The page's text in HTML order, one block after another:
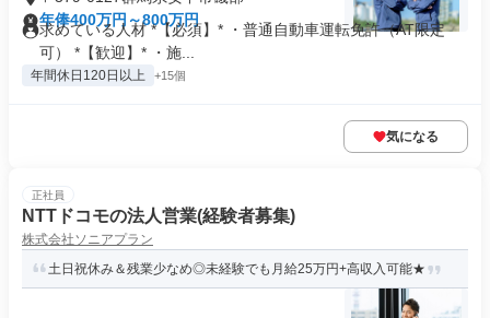
年俸400万円～800万円
求めている人材 *【必須】* ・普通自動車運転免許（AT限定
可） *【歓迎】* ・施...
年間休日120日以上 +15個
気になる
正社員
NTTドコモの法人営業(経験者募集)
株式会社ソニアプラン
土日祝休み＆残業少なめ◎未経験でも月給25万円+高収入可能★